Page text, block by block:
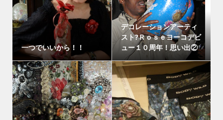
一つでいいから！！
デコレーションアーティ
スト?Ｒｏｓｅヨーコデビ
ュー１０周年！思い出②